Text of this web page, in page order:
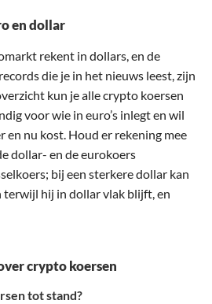
en dollar
rekent in dollars, en de
die je in het nieuws leest, zijn
kun je alle crypto koersen
voor wie in euro’s inlegt en wil
en nu kost. Houd er rekening mee
dollar- en de eurokoers
bij een sterkere dollar kan
terwijl hij in dollar vlak blijft, en
crypto koersen
tot stand?